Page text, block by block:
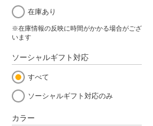
在庫あり
※在庫情報の反映に時間がかかる場合がござ
います
ソーシャルギフト対応
すべて
ソーシャルギフト対応のみ
カラー